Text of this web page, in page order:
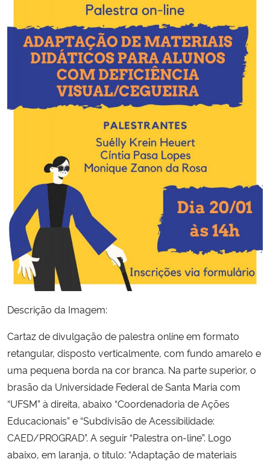
Descrição da Imagem:
Cartaz de divulgação de palestra online em formato
retangular, disposto verticalmente, com fundo amarelo e
uma pequena borda na cor branca. Na parte superior, o
brasão da Universidade Federal de Santa Maria com
“UFSM” à direita, abaixo “Coordenadoria de Ações
Educacionais” e “Subdivisão de Acessibilidade:
CAED/PROGRAD”. A seguir “Palestra on-line”. Logo
abaixo, em laranja, o título: “Adaptação de materiais